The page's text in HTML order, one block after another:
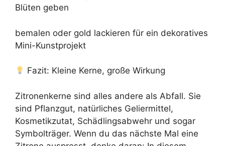
Blüten geben
bemalen oder gold lackieren für ein dekoratives
Mini-Kunstprojekt
Fazit: Kleine Kerne, große Wirkung
Zitronenkerne sind alles andere als Abfall. Sie
sind Pflanzgut, natürliches Geliermittel,
Kosmetikzutat, Schädlingsabwehr und sogar
Symbolträger. Wenn du das nächste Mal eine